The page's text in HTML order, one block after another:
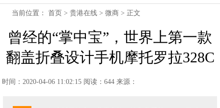
当前位置：首页 >贵港在线 >微商 > 正文
曾经的“掌中宝”，世界上第一款
翻盖折叠设计手机摩托罗拉328C
时间：2020-04-06 11:02:15 阅读：644 来源：